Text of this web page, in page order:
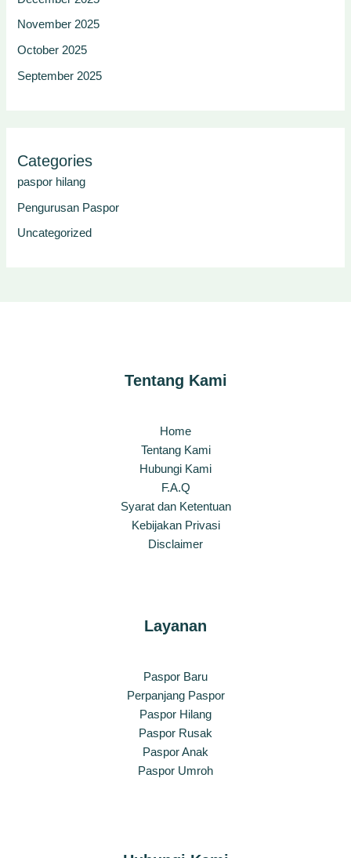
November 2025
October 2025
September 2025
Categories
paspor hilang
Pengurusan Paspor
Uncategorized
Tentang Kami
Home
Tentang Kami
Hubungi Kami
F.A.Q
Syarat dan Ketentuan
Kebijakan Privasi
Disclaimer
Layanan
Paspor Baru
Perpanjang Paspor
Paspor Hilang
Paspor Rusak
Paspor Anak
Paspor Umroh